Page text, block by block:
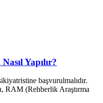
Yapılır?
başvurulmalıdır.
RAM (Rehberlik Araştırma